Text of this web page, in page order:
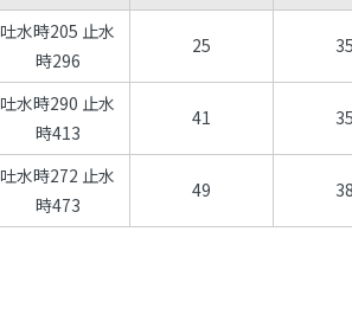
吐水時205 止水
時296
25
吐水時290 止水
時413
41
吐水時272 止水
時473
49